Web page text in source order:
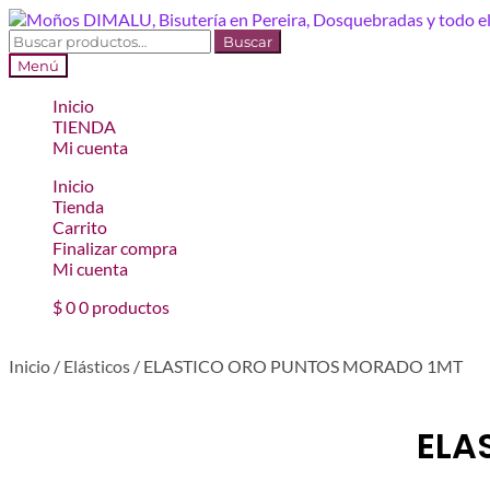
Ir
a
la
navegación
Ir
al
contenido
Buscar
por:
Buscar
Menú
Inicio
TIENDA
Mi cuenta
Inicio
Tienda
Carrito
Finalizar compra
Mi cuenta
$00 productos
Inicio / Elásticos / ELASTICO ORO PUNTOS MORADO 1MT